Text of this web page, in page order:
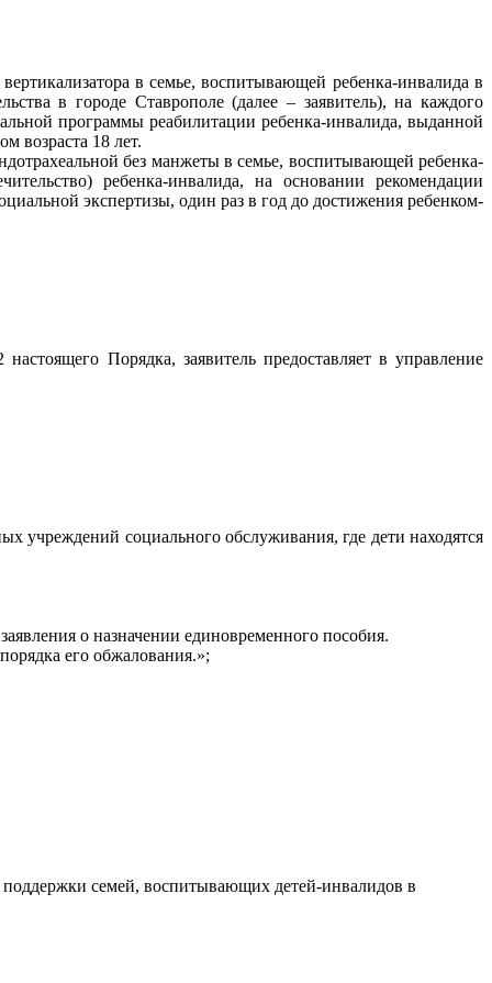
в семье, воспитывающей ребенка-инвалида в
в городе Ставрополе (далее – заявитель), на каждого
программы реабилитации ребенка-инвалида, выданной
возраста 18 лет.
без манжеты в семье, воспитывающей ребенка-
ребенка-инвалида, на основании рекомендации
экспертизы, один раз в год до достижения ребенком-
Порядка, заявитель предоставляет в управление
учреждений социального обслуживания, где дети находятся
о назначении единовременного пособия.
его обжалования.»;
семей, воспитывающих детей-инвалидов в